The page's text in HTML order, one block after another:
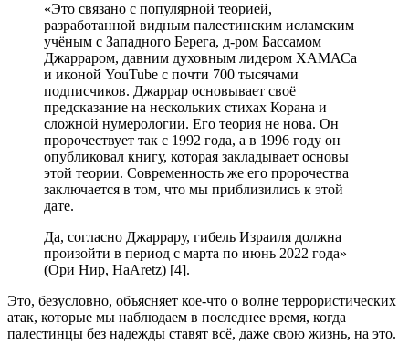
«Это связано с популярной теорией,
разработанной видным палестинским исламским
учёным с Западного Берега, д-ром Бассамом
Джарраром, давним духовным лидером ХАМАСа
и иконой YouTube с почти 700 тысячами
подписчиков. Джаррар основывает своё
предсказание на нескольких стихах Корана и
сложной нумерологии. Его теория не нова. Он
пророчествует так с 1992 года, а в 1996 году он
опубликовал книгу, которая закладывает основы
этой теории. Современность же его пророчества
заключается в том, что мы приблизились к этой
дате.
Да, согласно Джаррару, гибель Израиля должна
произойти в период с марта по июнь 2022 года»
(Ори Нир, HaAretz) [4].
Это, безусловно, объясняет кое-что о волне террористических
атак, которые мы наблюдаем в последнее время, когда
палестинцы без надежды ставят всё, даже свою жизнь, на это.